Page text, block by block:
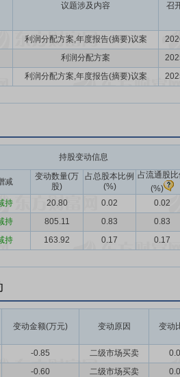
议题涉及内容 召
利润分配方案,年度报告(摘要)议案
利润分配方案
利润分配方案,年度报告(摘要)议案
持股变动信息
减
变动数量(万
股)
占总股本比例
(%)
占流通股
(%)
持 20.80 0.02
0.02
持 805.11 0.83
0.83
持 163.92 0.17 0.17
变动金额(万元) 变动原因 变动
-0.85 二级市场买卖
-0.60 二级市场买卖